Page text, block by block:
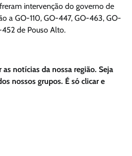
intervenção do governo de
a GO-110, GO-447, GO-463, GO-
de Pouso Alto.
notícias da nossa região. Seja
nossos grupos. É só clicar e